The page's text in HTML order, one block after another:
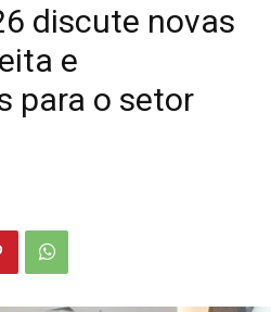
discute novas
e
para o setor